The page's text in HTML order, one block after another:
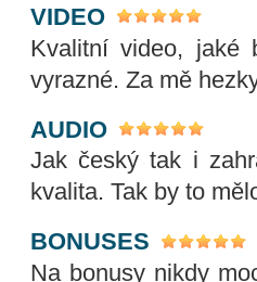
VIDEO
Kvalitní video, jaké
vyrazné. Za mě
AUDIO
Jak český tak i
kvalita. Tak by to
BONUSES
Na bonusy nikdy